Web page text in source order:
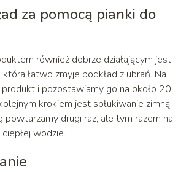
za pomocą pianki do
również dobrze działającym jest
łatwo zmyje podkład z ubrań. Na
produkt i pozostawiamy go na około 20
krokiem jest spłukiwanie zimną
powtarzamy drugi raz, ale tym razem na
wodzie.